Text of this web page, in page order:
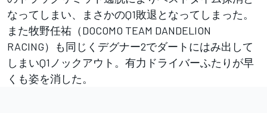
なってしまい、まさかのQ1敗退となってしまった。
また牧野任祐（DOCOMO TEAM DANDELION
RACING）も同じくデグナー2でダートにはみ出して
しまいQ1ノックアウト。有力ドライバーふたりが早
くも姿を消した。